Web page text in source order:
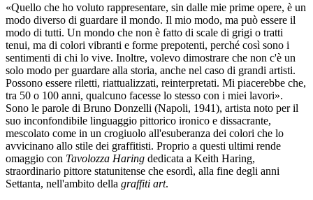
«Quello che ho voluto rappresentare, sin dalle mie prime opere, è un
modo diverso di guardare il mondo. Il mio modo, ma può essere il
modo di tutti. Un mondo che non è fatto di scale di grigi o tratti
tenui, ma di colori vibranti e forme prepotenti, perché così sono i
sentimenti di chi lo vive. Inoltre, volevo dimostrare che non c'è un
solo modo per guardare alla storia, anche nel caso di grandi artisti.
Possono essere riletti, riattualizzati, reinterpretati. Mi piacerebbe che,
tra 50 o 100 anni, qualcuno facesse lo stesso con i miei lavori».
Sono le parole di Bruno Donzelli (Napoli, 1941), artista noto per il
suo inconfondibile linguaggio pittorico ironico e dissacrante,
mescolato come in un crogiuolo all'esuberanza dei colori che lo
avvicinano allo stile dei graffitisti. Proprio a questi ultimi rende
omaggio con Tavolozza Haring dedicata a Keith Haring,
straordinario pittore statunitense che esordì, alla fine degli anni
Settanta, nell'ambito della graffiti art.